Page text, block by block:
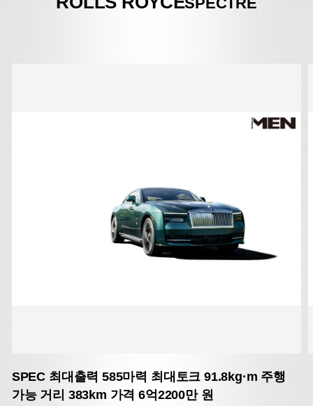
SPEC 최대출력 585마력 최대토크 91.8kg·m 주행
가능 거리 383km 가격 6억2200만 원